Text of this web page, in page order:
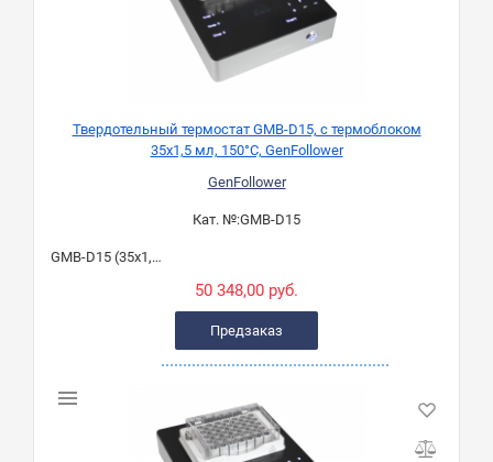
Твердотельный термостат GMB-D15, с термоблоком
35х1,5 мл, 150°C, GenFollower
GenFollower
Кат. №:GMB-D15
GMB-D15 (35х1,5 мл)
50 348,00 руб.
Предзаказ